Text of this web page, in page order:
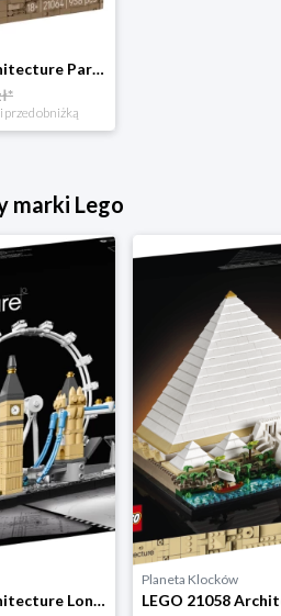
LEGO 21064 Architecture Paryż - miasto miłości Lego
przed obniżką
marki Lego
LEGO 21034 Architecture Londyn Lego
Planeta Klocków